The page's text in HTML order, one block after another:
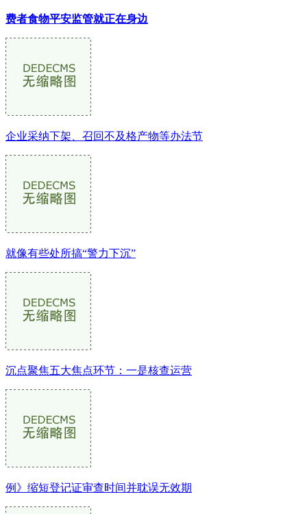
费者食物平安监管就正在身边
企业采纳下架、召回不及格产物等办法节
就像有些处所搞“警力下沉”
沉点聚焦五大焦点环节：一是核查运营
例》缩短登记证审查时间并耽误无效期